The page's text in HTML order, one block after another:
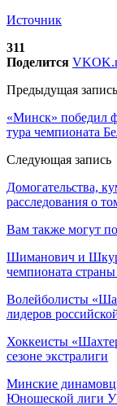
Источник
311
Поделится VK
Предыдущая запись
«Минск» победил
тура чемпионата
Следующая запись
Домогательства,
расследования о
Вам также могут
Шиманович и
чемпионата
Волейболисты
лидеров
Хоккеисты
сезоне экстралиги
Минские
Юношеской лиги